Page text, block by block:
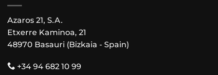
Azaros 21, S.A.
Etxerre Kaminoa, 21
48970 Basauri (Bizkaia - Spain)
+34 94 682 10 99